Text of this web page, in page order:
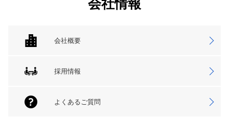
会社情報
会社概要
採用情報
よくあるご質問